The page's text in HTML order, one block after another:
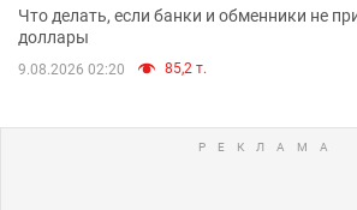
Что делать, если банки и обменники не
доллары
9.08.2026 02:20 85,2 т.